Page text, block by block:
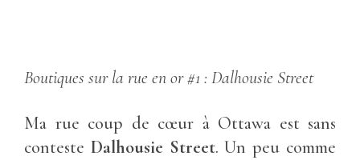
Boutiques sur la rue en or #1 : Dalhousie Street
Ma rue coup de cœur à Ottawa est sans
conteste Dalhousie Street. Un peu comme